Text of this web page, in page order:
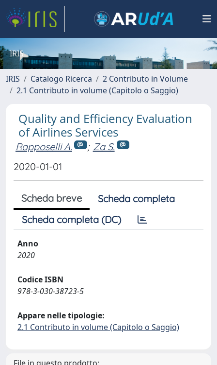
IRIS
IRIS Catalogo Ricerca
2 Contributo in Volume
2.1 Contributo in volume (Capitolo o Saggio)
Quality and Efficiency Evaluation
of Airlines Services
Rapposelli A. ; Za S.
2020-01-01
Scheda breve
Scheda completa
Scheda completa (DC)
Anno
2020
Codice ISBN
978-3-030-38723-5
Appare nelle tipologie:
2.1 Contributo in volume (Capitolo o Saggio)